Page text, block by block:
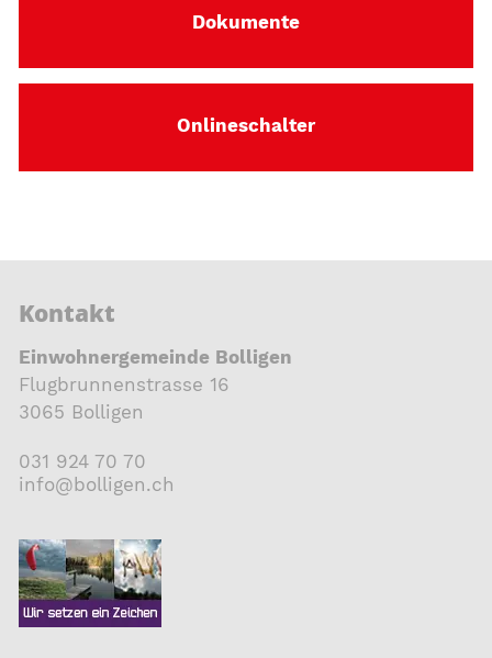
Dokumente
Onlineschalter
Kontakt
Einwohnergemeinde Bolligen
Flugbrunnenstrasse 16
3065 Bolligen
031 924 70 70
nf
b ll g n ch